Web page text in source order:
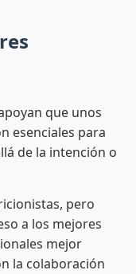
que unos
esenciales para
de la intención o
pero
a los mejores
mejor
la colaboración